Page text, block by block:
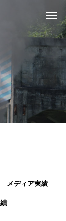
メディア実績